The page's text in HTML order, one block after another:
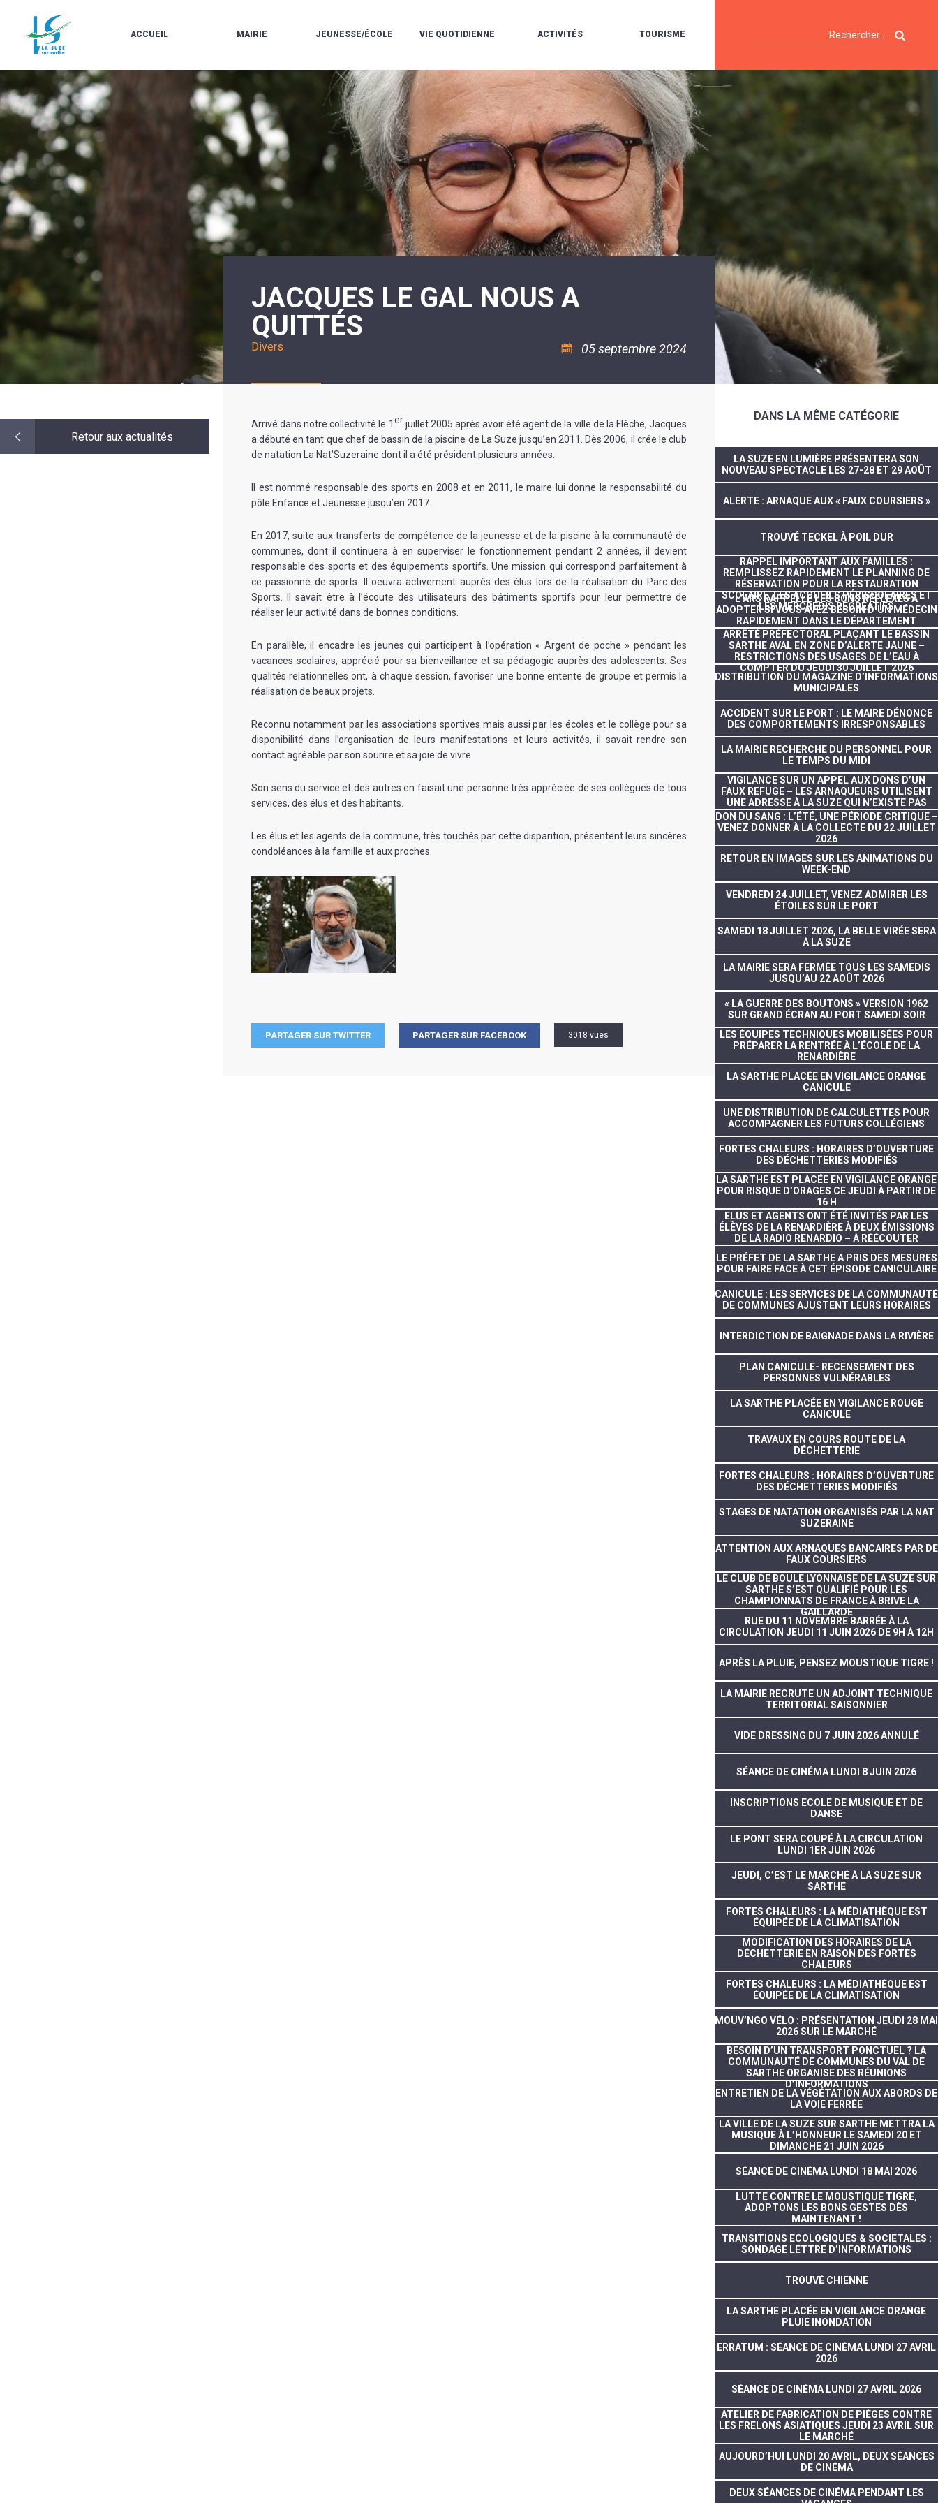
ACCUEIL
LE
MARCHÉ
MAIRIE
LES
ÉLUS
CONTACTS
/
HORAIRES
URBANISME/PLU
EN
LIGNE
CARTES
D'IDENTITÉ-
PASSEPORTS
LE
CMJ
RÉUNIONS
DU
CONSEIL
MUNICIPAL
LA
MINORITÉ
JEUNESSE/ÉCOLE
L'ACCUEIL
LOISIRS
PÉRISCOLAIRE
MERCREDIS
RÉCRÉATIFS
RESTAURANT
18
ANS
ASSOCIATION
VIE QUOTIDIENNE
ESPACE
DE
VIE
SOCIALE
QUELQUES
RÈGLES
DE
ENVIRONNEMENT
L'EAU
ET
L'ASSAINISSEMENT
LA
RÉSIDENCE
AUTONOMIE
LE
POLICE
MUNICIPALE
ACTIVITÉS
LA
MÉDIATHÈQUE
L'ÉCOLE
COMMUNAUTAIRE
DE
MUSIQUE
L'ÉCOLE
COMMUNAUTAIRE
DE
DANSE
LA
PISCINE
COMMUNAUTAIRE
ASSOCIATIONS
TOURISME
LA
VOIE
VERTE
VISITES
DÉCOUVERTES
LES
RANDONNÉES
LE
CAMPING
POUR
CAMPING-
CARS
TENTES
ET
CARAVANES
LA
HALTE
Retour aux actualités
JACQUES LE GAL NOUS A
QUITTÉS
Divers 05 septembre 2024
Arrivé dans notre collectivité le 1er juillet 2005 après avoir été agent de la ville de la Flèche, Jacques
a débuté en tant que chef de bassin de la piscine de La Suze jusqu’en 2011. Dès 2006, il crée le club
de natation La Nat’Suzeraine dont il a été président plusieurs années.
Il est nommé responsable des sports en 2008 et en 2011, le maire lui donne la responsabilité du
pôle Enfance et Jeunesse jusqu’en 2017.
En 2017, suite aux transferts de compétence de la jeunesse et de la piscine à la communauté de
communes, dont il continuera à en superviser le fonctionnement pendant 2 années, il devient
responsable des sports et des équipements sportifs. Une mission qui correspond parfaitement à
ce passionné de sports. Il oeuvra activement auprès des élus lors de la réalisation du Parc des
Sports. Il savait être à l’écoute des utilisateurs des bâtiments sportifs pour leur permettre de
réaliser leur activité dans de bonnes conditions.
En parallèle, il encadre les jeunes qui participent à l’opération « Argent de poche » pendant les
vacances scolaires, apprécié pour sa bienveillance et sa pédagogie auprès des adolescents. Ses
qualités relationnelles ont, à chaque session, favoriser une bonne entente de groupe et permis la
réalisation de beaux projets.
Reconnu notamment par les associations sportives mais aussi par les écoles et le collège pour sa
disponibilité dans l’organisation de leurs manifestations et leurs activités, il savait rendre son
contact agréable par son sourire et sa joie de vivre.
Son sens du service et des autres en faisait une personne très appréciée de ses collègues de tous
services, des élus et des habitants.
Les élus et les agents de la commune, très touchés par cette disparition, présentent leurs sincères
condoléances à la famille et aux proches.
PARTAGER SUR TWITTER PARTAGER SUR FACEBOOK 3018 vues
DANS LA MÊME CATÉGORIE
LA SUZE EN LUMIÈRE PRÉSENTERA SON
NOUVEAU SPECTACLE LES 27-28 ET 29 AOÛT
ALERTE : ARNAQUE AUX « FAUX COURSIERS »
TROUVÉ TECKEL À POIL DUR
RAPPEL IMPORTANT AUX FAMILLES :
REMPLISSEZ RAPIDEMENT LE PLANNING DE
RÉSERVATION POUR LA RESTAURATION
SCOLAIRE, LES ACCUEILS PÉRISCOLAIRES ET
LES MERCREDIS RÉCRÉATIFS
L’ARS RAPPELLE LES BONS RÉFLEXES À
ADOPTER SI VOUS AVEZ BESOIN D’UN MÉDECIN
RAPIDEMENT DANS LE DÉPARTEMENT
ARRÊTÉ PRÉFECTORAL PLAÇANT LE BASSIN
SARTHE AVAL EN ZONE D’ALERTE JAUNE –
RESTRICTIONS DES USAGES DE L’EAU À
COMPTER DU JEUDI 30 JUILLET 2026
DISTRIBUTION DU MAGAZINE D’INFORMATIONS
MUNICIPALES
ACCIDENT SUR LE PORT : LE MAIRE DÉNONCE
DES COMPORTEMENTS IRRESPONSABLES
LA MAIRIE RECHERCHE DU PERSONNEL POUR
LE TEMPS DU MIDI
VIGILANCE SUR UN APPEL AUX DONS D’UN
FAUX REFUGE – LES ARNAQUEURS UTILISENT
UNE ADRESSE À LA SUZE QUI N’EXISTE PAS
DON DU SANG : L’ÉTÉ, UNE PÉRIODE CRITIQUE –
VENEZ DONNER À LA COLLECTE DU 22 JUILLET
2026
RETOUR EN IMAGES SUR LES ANIMATIONS DU
WEEK-END
VENDREDI 24 JUILLET, VENEZ ADMIRER LES
ÉTOILES SUR LE PORT
SAMEDI 18 JUILLET 2026, LA BELLE VIRÉE SERA
À LA SUZE
LA MAIRIE SERA FERMÉE TOUS LES SAMEDIS
JUSQU’AU 22 AOÛT 2026
« LA GUERRE DES BOUTONS » VERSION 1962
SUR GRAND ÉCRAN AU PORT SAMEDI SOIR
LES ÉQUIPES TECHNIQUES MOBILISÉES POUR
PRÉPARER LA RENTRÉE À L’ÉCOLE DE LA
RENARDIÈRE
LA SARTHE PLACÉE EN VIGILANCE ORANGE
CANICULE
UNE DISTRIBUTION DE CALCULETTES POUR
ACCOMPAGNER LES FUTURS COLLÉGIENS
FORTES CHALEURS : HORAIRES D’OUVERTURE
DES DÉCHETTERIES MODIFIÉS
LA SARTHE EST PLACÉE EN VIGILANCE ORANGE
POUR RISQUE D’ORAGES CE JEUDI À PARTIR DE
16 H
ELUS ET AGENTS ONT ÉTÉ INVITÉS PAR LES
ÉLÈVES DE LA RENARDIÈRE À DEUX ÉMISSIONS
DE LA RADIO RENARDIO – À RÉÉCOUTER
LE PRÉFET DE LA SARTHE A PRIS DES MESURES
POUR FAIRE FACE À CET ÉPISODE CANICULAIRE
CANICULE : LES SERVICES DE LA COMMUNAUTÉ
DE COMMUNES AJUSTENT LEURS HORAIRES
INTERDICTION DE BAIGNADE DANS LA RIVIÈRE
PLAN CANICULE- RECENSEMENT DES
PERSONNES VULNÉRABLES
LA SARTHE PLACÉE EN VIGILANCE ROUGE
CANICULE
TRAVAUX EN COURS ROUTE DE LA
DÉCHETTERIE
FORTES CHALEURS : HORAIRES D’OUVERTURE
DES DÉCHETTERIES MODIFIÉS
STAGES DE NATATION ORGANISÉS PAR LA NAT
SUZERAINE
ATTENTION AUX ARNAQUES BANCAIRES PAR DE
FAUX COURSIERS
LE CLUB DE BOULE LYONNAISE DE LA SUZE SUR
SARTHE S’EST QUALIFIÉ POUR LES
CHAMPIONNATS DE FRANCE À BRIVE LA
GAILLARDE
RUE DU 11 NOVEMBRE BARRÉE À LA
CIRCULATION JEUDI 11 JUIN 2026 DE 9H À 12H
APRÈS LA PLUIE, PENSEZ MOUSTIQUE TIGRE !
LA MAIRIE RECRUTE UN ADJOINT TECHNIQUE
TERRITORIAL SAISONNIER
VIDE DRESSING DU 7 JUIN 2026 ANNULÉ
SÉANCE DE CINÉMA LUNDI 8 JUIN 2026
INSCRIPTIONS ECOLE DE MUSIQUE ET DE
DANSE
LE PONT SERA COUPÉ À LA CIRCULATION
LUNDI 1ER JUIN 2026
JEUDI, C’EST LE MARCHÉ À LA SUZE SUR
SARTHE
FORTES CHALEURS : LA MÉDIATHÈQUE EST
ÉQUIPÉE DE LA CLIMATISATION
MODIFICATION DES HORAIRES DE LA
DÉCHETTERIE EN RAISON DES FORTES
CHALEURS
FORTES CHALEURS : LA MÉDIATHÈQUE EST
ÉQUIPÉE DE LA CLIMATISATION
MOUV’NGO VÉLO : PRÉSENTATION JEUDI 28 MAI
2026 SUR LE MARCHÉ
BESOIN D’UN TRANSPORT PONCTUEL ? LA
COMMUNAUTÉ DE COMMUNES DU VAL DE
SARTHE ORGANISE DES RÉUNIONS
D’INFORMATIONS
ENTRETIEN DE LA VÉGÉTATION AUX ABORDS DE
LA VOIE FERRÉE
LA VILLE DE LA SUZE SUR SARTHE METTRA LA
MUSIQUE À L’HONNEUR LE SAMEDI 20 ET
DIMANCHE 21 JUIN 2026
SÉANCE DE CINÉMA LUNDI 18 MAI 2026
LUTTE CONTRE LE MOUSTIQUE TIGRE,
ADOPTONS LES BONS GESTES DÈS
MAINTENANT !
TRANSITIONS ECOLOGIQUES & SOCIETALES :
SONDAGE LETTRE D’INFORMATIONS
TROUVÉ CHIENNE
LA SARTHE PLACÉE EN VIGILANCE ORANGE
PLUIE INONDATION
ERRATUM : SÉANCE DE CINÉMA LUNDI 27 AVRIL
2026
SÉANCE DE CINÉMA LUNDI 27 AVRIL 2026
ATELIER DE FABRICATION DE PIÈGES CONTRE
LES FRELONS ASIATIQUES JEUDI 23 AVRIL SUR
LE MARCHÉ
AUJOURD’HUI LUNDI 20 AVRIL, DEUX SÉANCES
DE CINÉMA
DEUX SÉANCES DE CINÉMA PENDANT LES